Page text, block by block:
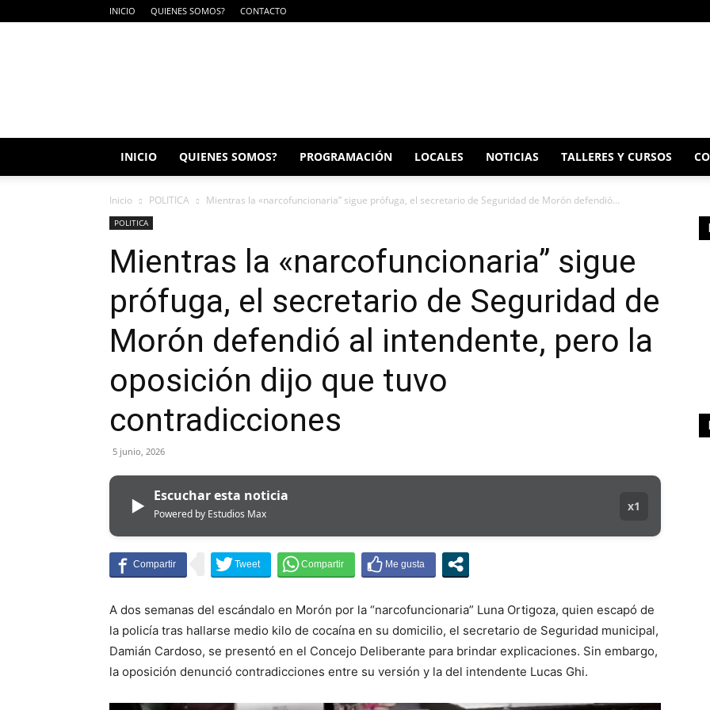
INICIO QUIENES SOMOS? CONTACTO
INICIO QUIENES SOMOS? PROGRAMACIÓN LOCALES NOTICIAS TALLERES Y CURSOS
Inicio POLITICA Mientras la «narcofuncionaria” sigue prófuga, el secretario de Seguridad de Morón defendió...
POLITICA
Mientras la «narcofuncionaria” sigue
prófuga, el secretario de Seguridad de
Morón defendió al intendente, pero la
oposición dijo que tuvo
contradicciones
5 junio, 2026
▶ Escuchar esta noticia
Powered by Estudios Max
x1
A dos semanas del escándalo en Morón por la “narcofuncionaria” Luna Ortigoza, quien escapó de
la policía tras hallarse medio kilo de cocaína en su domicilio, el secretario de Seguridad municipal,
Damián Cardoso, se presentó en el Concejo Deliberante para brindar explicaciones. Sin embargo,
la oposición denunció contradicciones entre su versión y la del intendente Lucas Ghi.